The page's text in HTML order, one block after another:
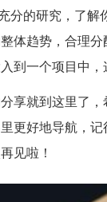
分的研究，了解
体趋势，合理
到一个项目中，
享就到这里了
更好地导航，
见啦！